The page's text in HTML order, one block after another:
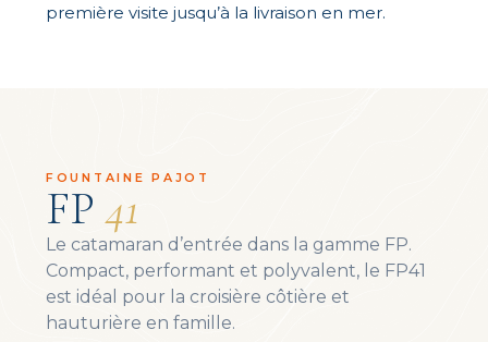
première visite jusqu’à la livraison en mer.
FOUNTAINE PAJOT
FP41
Le catamaran d’entrée dans la gamme FP.
Compact, performant et polyvalent, le FP41
est idéal pour la croisière côtière et
hauturière en famille.